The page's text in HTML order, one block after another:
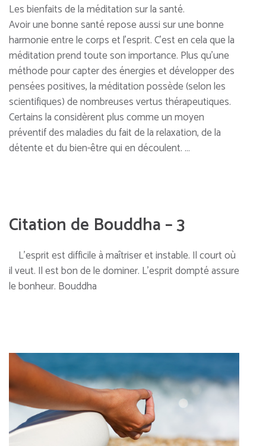
Les bienfaits de la méditation sur la santé.
Avoir une bonne santé repose aussi sur une bonne
harmonie entre le corps et l’esprit. C’est en cela que la
méditation prend toute son importance. Plus qu’une
méthode pour capter des énergies et développer des
pensées positives, la méditation possède (selon les
scientifiques) de nombreuses vertus thérapeutiques.
Certains la considèrent plus comme un moyen
préventif des maladies du fait de la relaxation, de la
détente et du bien-être qui en découlent. …
Citation de Bouddha – 3
L’esprit est difficile à maîtriser et instable. Il court où
il veut. Il est bon de le dominer. L’esprit dompté assure
le bonheur. Bouddha